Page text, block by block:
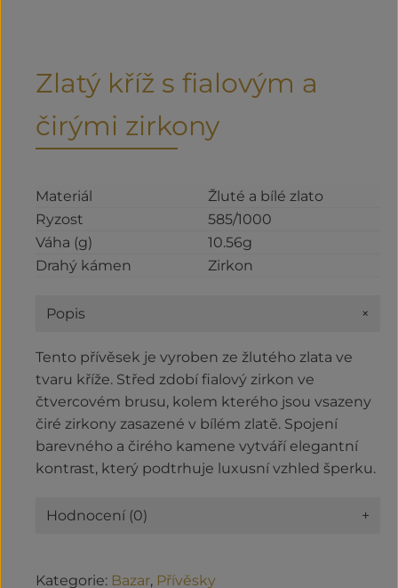
Zlatý kříž s fialovým a
čirými zirkony
Materiál
Žluté a bílé zlato
Ryzost
585/1000
Váha (g)
10.56g
Drahý kámen
Zirkon
Popis +
Tento přívěsek je vyroben ze žlutého zlata ve
tvaru kříže. Střed zdobí fialový zirkon ve
čtvercovém brusu, kolem kterého jsou vsazeny
čiré zirkony zasazené v bílém zlatě. Spojení
barevného a čirého kamene vytváří elegantní
kontrast, který podtrhuje luxusní vzhled šperku.
Hodnocení (0) +
Kategorie: Bazar, Přívěsky